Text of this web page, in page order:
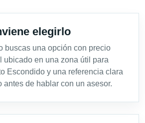
elegirlo
buscas una opción con precio
ubicado en una zona útil para
Escondido y una referencia clara
antes de hablar con un asesor.